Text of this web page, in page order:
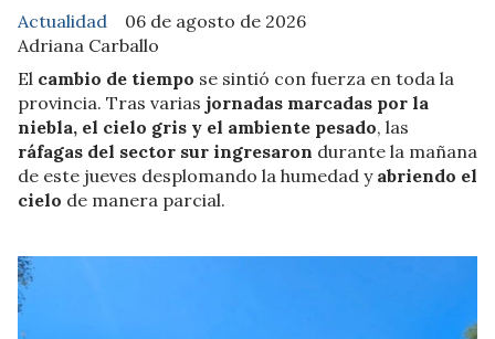
Adriana Carballo
Actualidad 06 de agosto de 2026
El cambio de tiempo se sintió con fuerza en toda la
provincia. Tras varias jornadas marcadas por la
niebla, el cielo gris y el ambiente pesado, las
ráfagas del sector sur ingresaron durante la mañana
de este jueves desplomando la humedad y abriendo el
cielo de manera parcial.